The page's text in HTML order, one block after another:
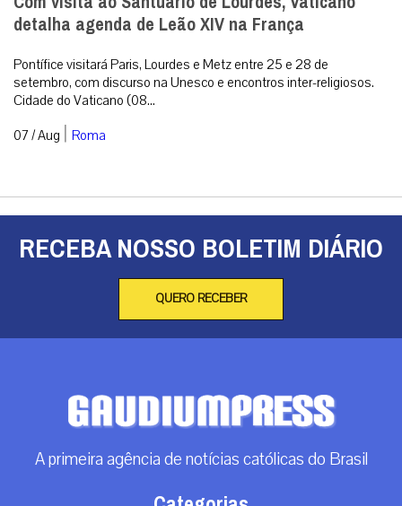
RECEBA NOSSO BOLETIM DIÁRIO
QUERO RECEBER
A primeira agência de notícias católicas do Brasil
Categorias
Análise
Não categorizado
Roma